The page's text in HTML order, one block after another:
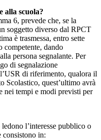
alla scuola?
6, prevede che, se la
soggetto diverso dal RPCT
è trasmessa, entro sette
competente, dando
persona segnalante. Per
di segnalazione
di riferimento, qualora il
Scolastico, quest’ultimo avrà
nei tempi e modi previsti per
l’interesse pubblico o
consistono in: